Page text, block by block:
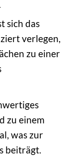
sich das
verlegen,
zu einer
zu einem
was zur
beiträgt.